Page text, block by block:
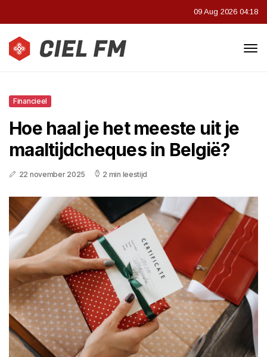
09 Aug 2026 04:18
Financieel
Hoe haal je het meeste uit je
maaltijdcheques in België?
22 november 2025 2 min leestijd